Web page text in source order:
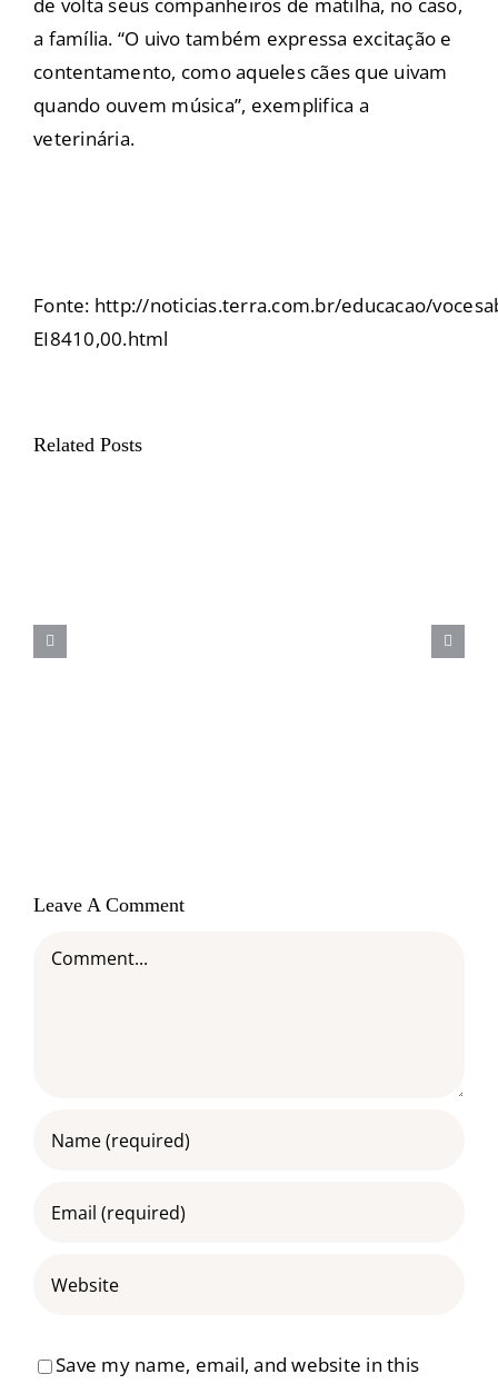
a família. “O uivo também expressa excitação e
contentamento, como aqueles cães que uivam
quando ouvem música”, exemplifica a
veterinária.
Fonte: http://noticias.terra.com.br/educacao/
EI8410,00.html
Related Posts
Leave A Comment
Comment
Save my name, email, and website in this